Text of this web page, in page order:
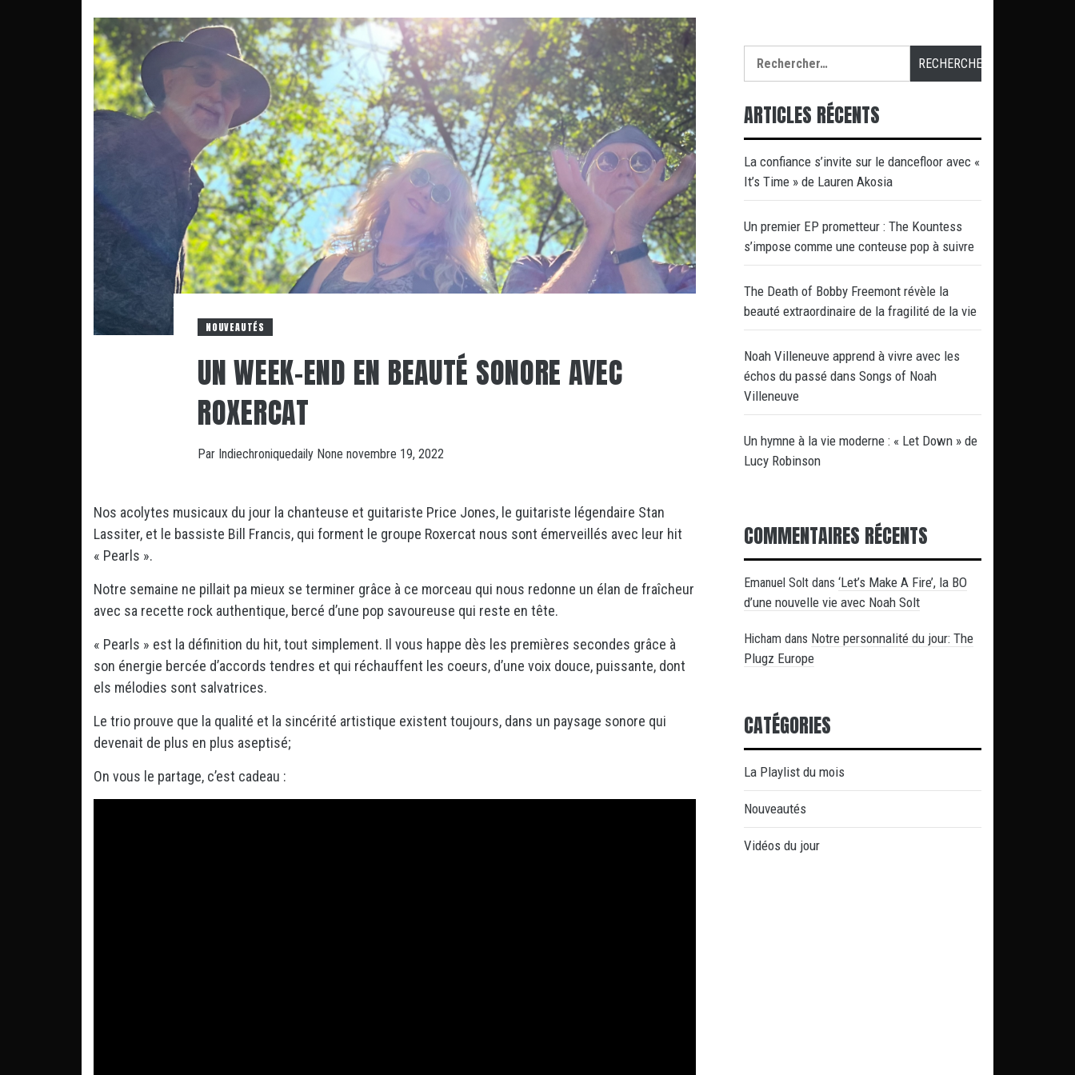
NOUVEAUTÉS
UN WEEK-END EN BEAUTÉ SONORE AVEC
ROXERCAT
Par Indiechroniquedaily None novembre 19, 2022
Nos acolytes musicaux du jour la chanteuse et guitariste Price Jones, le guitariste légendaire Stan
Lassiter, et le bassiste Bill Francis, qui forment le groupe Roxercat nous sont émerveillés avec leur hit
« Pearls ».
Notre semaine ne pillait pa mieux se terminer grâce à ce morceau qui nous redonne un élan de fraîcheur
avec sa recette rock authentique, bercé d’une pop savoureuse qui reste en tête.
« Pearls » est la définition du hit, tout simplement. Il vous happe dès les premières secondes grâce à
son énergie bercée d’accords tendres et qui réchauffent les coeurs, d’une voix douce, puissante, dont
els mélodies sont salvatrices.
Le trio prouve que la qualité et la sincérité artistique existent toujours, dans un paysage sonore qui
devenait de plus en plus aseptisé;
On vous le partage, c’est cadeau :
ARTICLES RÉCENTS
La confiance s’invite sur le dancefloor avec «
It’s Time » de Lauren Akosia
Un premier EP prometteur : The Kountess
s’impose comme une conteuse pop à suivre
The Death of Bobby Freemont révèle la
beauté extraordinaire de la fragilité de la vie
Noah Villeneuve apprend à vivre avec les
échos du passé dans Songs of Noah
Villeneuve
Un hymne à la vie moderne : « Let Down » de
Lucy Robinson
COMMENTAIRES RÉCENTS
Emanuel Solt dans ‘Let’s Make A Fire’, la BO
d’une nouvelle vie avec Noah Solt
Hicham dans Notre personnalité du jour: The
Plugz Europe
CATÉGORIES
La Playlist du mois
Nouveautés
Vidéos du jour